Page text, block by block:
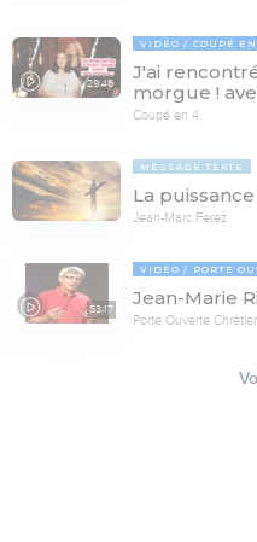
29:46
VIDÉO COUPÉ
J'ai
morgue !
Coupé en 4
MESSAGE TEXTE
La
Jean-Marc Ferez
53:17
VIDÉO PORTE
Jean-Marie
Porte Ouverte